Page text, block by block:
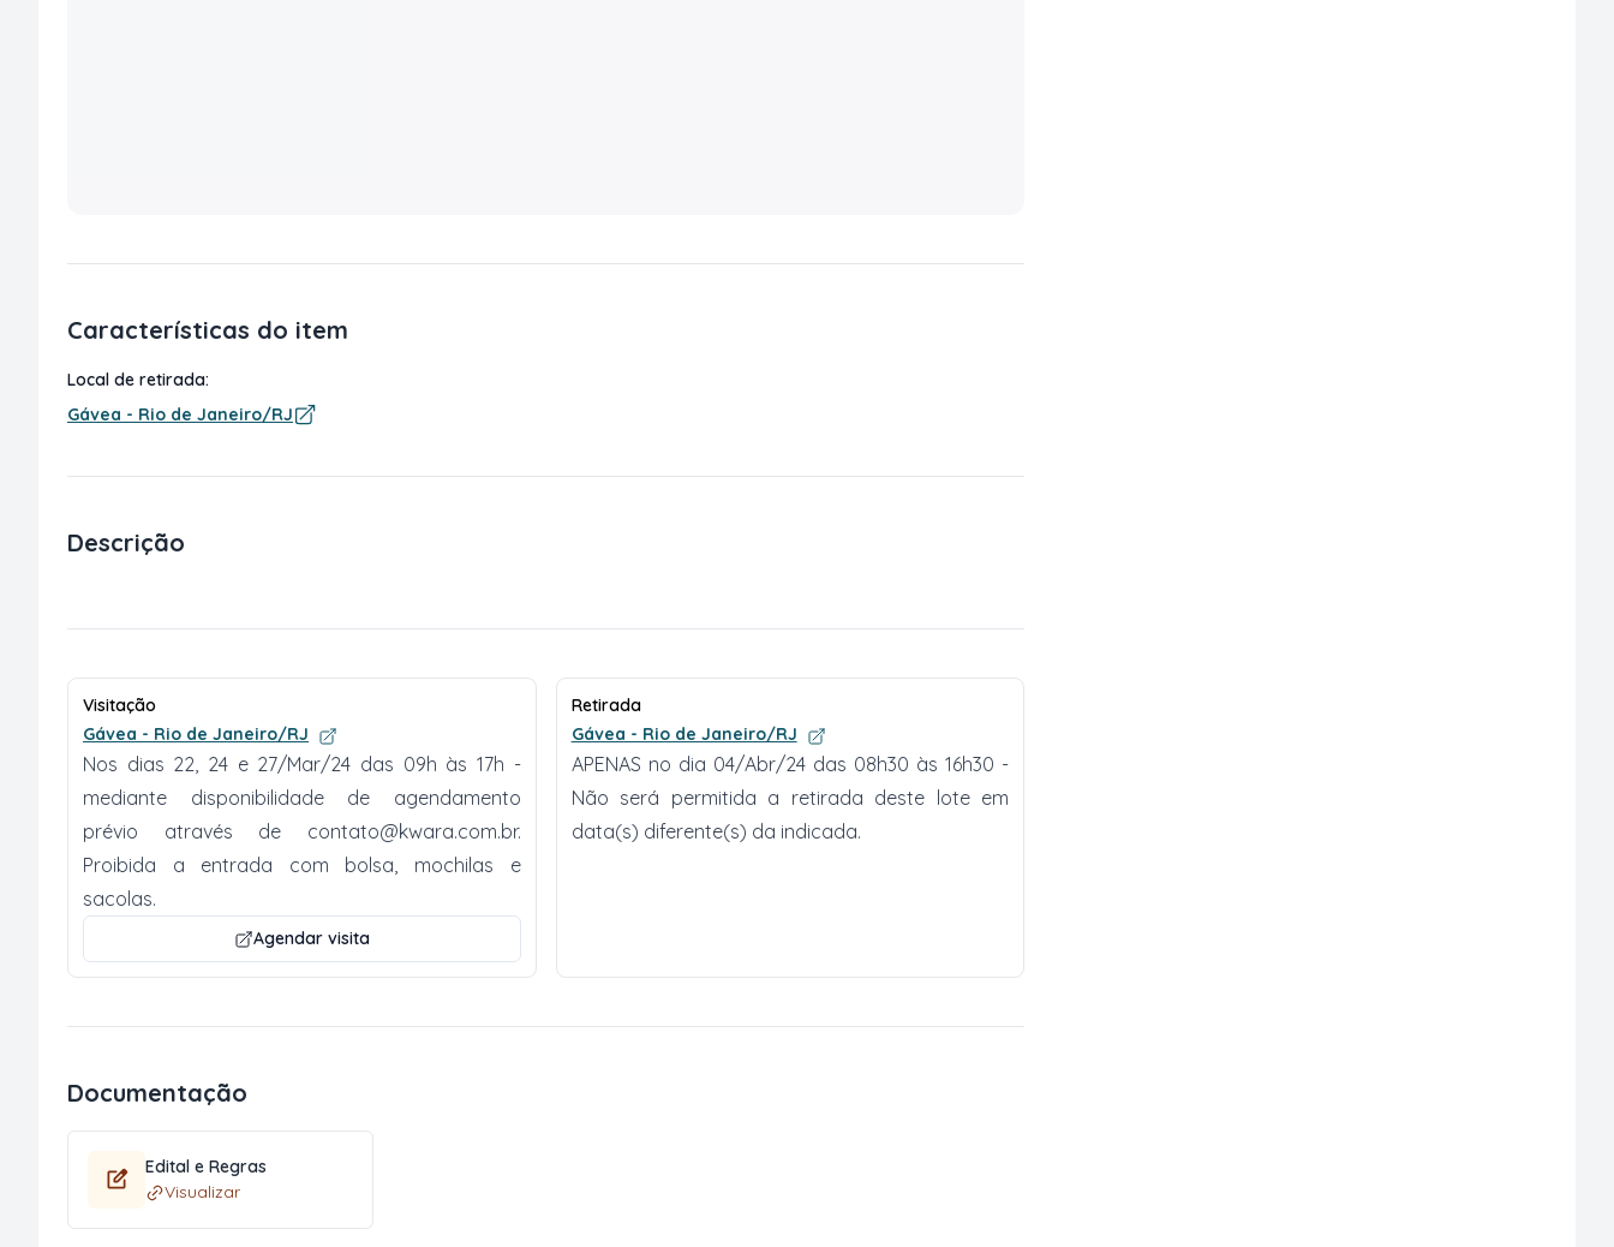
Características do item
Local de retirada:
Gávea - Rio de Janeiro/RJ
Descrição
Visitação
Gávea - Rio de Janeiro/RJ
Nos dias 22, 24 e 27/Mar/24 das 09h às 17h -
mediante disponibilidade de agendamento
prévio através de contato@kwara.com.br.
Proibida a entrada com bolsa, mochilas e
sacolas.
Agendar visita
Retirada
Gávea - Rio de Janeiro/RJ
APENAS no dia 04/Abr/24 das 08h30 às 16h30 -
Não será permitida a retirada deste lote em
data(s) diferente(s) da indicada.
Documentação
Edital e Regras
Visualizar